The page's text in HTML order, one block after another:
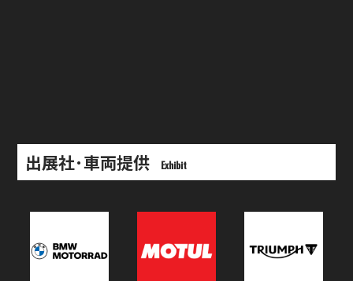
出展社･車両提供 Exhibit